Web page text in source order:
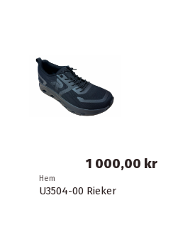
Hem
U3504-00 Rieker
1 000,00 kr